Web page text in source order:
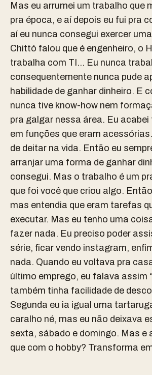
Mas eu arrumei um trabalho que
pra época, e aí depois eu fui pra
aí eu nunca consegui exercer
Chittó falou que é engenheiro, o
trabalha com TI… Eu nunca
consequentemente nunca pude
habilidade de ganhar dinheiro. E
nunca tive know-how nem
pra galgar nessa área. Eu
em funções que eram
de deitar na vida. Então eu
arranjar uma forma de ganhar
consegui. Mas o trabalho é um
que foi você que criou algo.
mas entendia que eram tarefas
executar. Mas eu tenho uma
fazer nada. Eu preciso poder
série, ficar vendo instagram,
nada. Quando eu voltava pra
último emprego, eu falava assim
também tinha facilidade de
Segunda eu ia igual uma
caralho né, mas eu não deixava
sexta, sábado e domingo. Mas e
que com o hobby? Transforma